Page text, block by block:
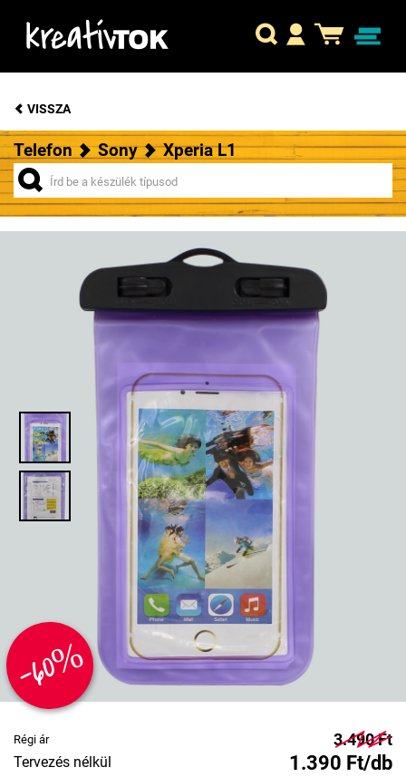
VISSZA
Telefon Sony Xperia L1
-60%
Régi ár 3.490 Ft
Tervezés nélkül 1.390 Ft/db